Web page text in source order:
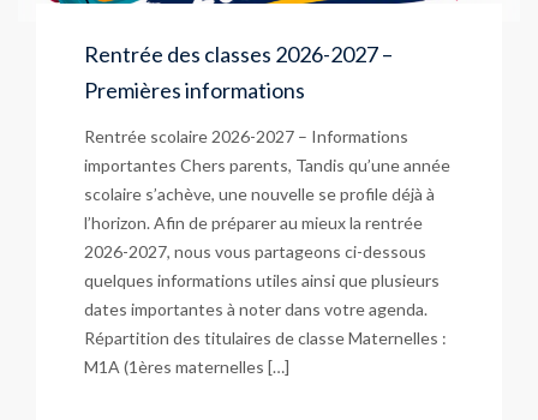
Rentrée des classes 2026-2027 –
Premières informations
Rentrée scolaire 2026-2027 – Informations
importantes Chers parents, Tandis qu’une année
scolaire s’achève, une nouvelle se profile déjà à
l’horizon. Afin de préparer au mieux la rentrée
2026-2027, nous vous partageons ci-dessous
quelques informations utiles ainsi que plusieurs
dates importantes à noter dans votre agenda.
Répartition des titulaires de classe Maternelles :
M1A (1ères maternelles […]